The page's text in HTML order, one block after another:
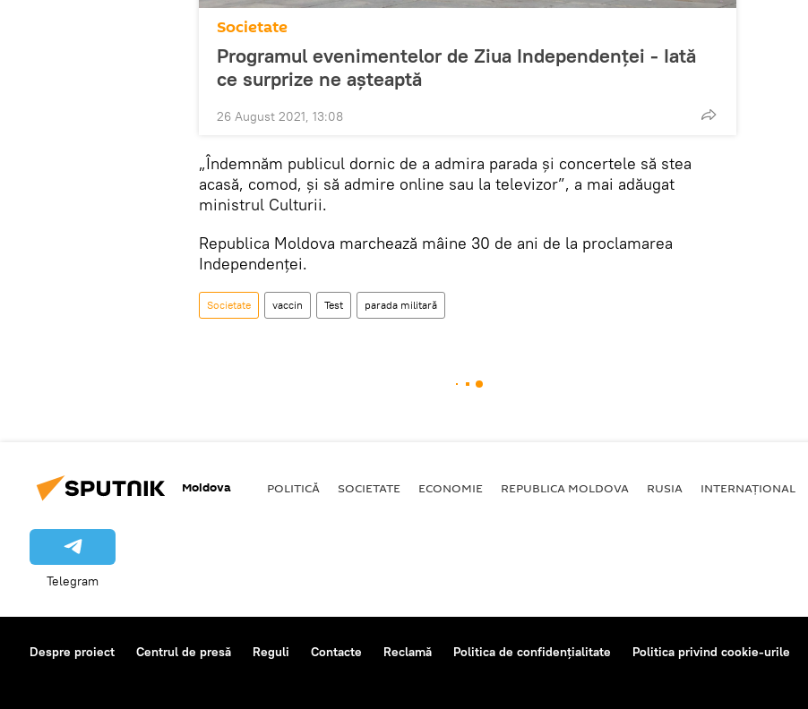
Societate
Programul evenimentelor de Ziua Independenței - Iată
ce surprize ne așteaptă
26 August 2021, 13:08
„Îndemnăm publicul dornic de a admira parada și concertele să stea
acasă, comod, și să admire online sau la televizor”, a mai adăugat
ministrul Culturii.
Republica Moldova marchează mâine 30 de ani de la proclamarea
Independenței.
Societate vaccin Test parada militară
Moldova POLITICĂ SOCIETATE ECONOMIE REPUBLICA MOLDOVA RUSIA INTERNAȚIONAL
Telegram
Despre proiect Centrul de presă Reguli Contacte Reclamă Politica de confidențialitate Politica privind cookie-urile